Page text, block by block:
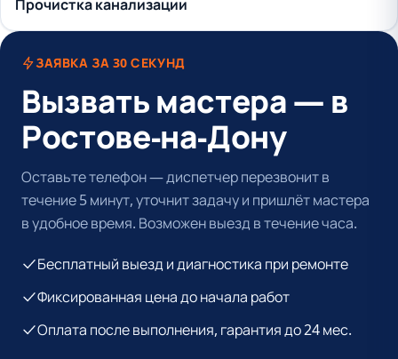
Прочистка канализации
ЗАЯВКА ЗА 30 СЕКУНД
Вызвать мастера — в
Ростове-на-Дону
Оставьте телефон — диспетчер перезвонит в
течение 5 минут, уточнит задачу и пришлёт мастера
в удобное время. Возможен выезд в течение часа.
Бесплатный выезд и диагностика при ремонте
Фиксированная цена до начала работ
Оплата после выполнения, гарантия до 24 мес.